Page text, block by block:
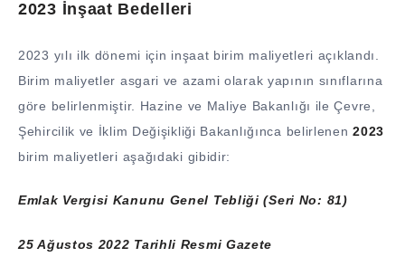
2023 İnşaat Bedelleri
2023 yılı ilk dönemi için inşaat birim maliyetleri açıklandı.
Birim maliyetler asgari ve azami olarak yapının sınıflarına
göre belirlenmiştir. Hazine ve Maliye Bakanlığı ile Çevre,
Şehircilik ve İklim Değişikliği Bakanlığınca belirlenen2023
birim maliyetleri aşağıdaki gibidir:
Emlak Vergisi Kanunu Genel Tebliği (Seri No: 81)
25 Ağustos 2022 Tarihli Resmi Gazete